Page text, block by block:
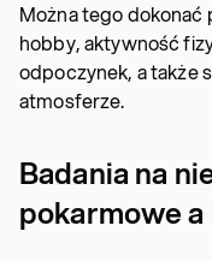
Można tego dokonać
hobby, aktywność
odpoczynek, a także
atmosferze.
Badania na
pokarmowe